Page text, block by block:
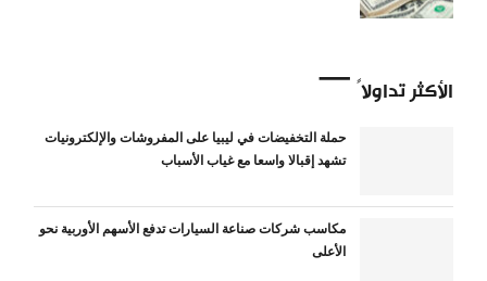
الأكثر تداولاً
حملة التخفيضات في ليبيا على المفروشات والإلكترونيات
تشهد إقبالا واسعا مع غياب الأسباب
مكاسب شركات صناعة السيارات تدفع الأسهم الأوربية نحو
الأعلى